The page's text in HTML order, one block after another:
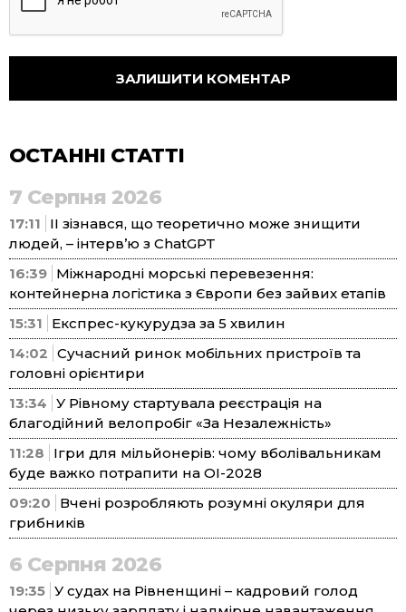
ОСТАННІ СТАТТІ
7 Серпня 2026
17:11
ІІ зізнався, що теоретично може знищити
людей, – інтерв’ю з ChatGPT
16:39 Міжнародні морські перевезення:
контейнерна логістика з Європи без зайвих етапів
15:31
Експрес-кукурудза за 5 хвилин
14:02 Сучасний ринок мобільних пристроїв та
головні орієнтири
13:34 У Рівному стартувала реєстрація на
благодійний велопробіг «За Незалежність»
11:28
Ігри для мільйонерів: чому вболівальникам
буде важко потрапити на ОІ-2028
09:20
Вчені розробляють розумні окуляри для
грибників
6 Серпня 2026
19:35 У судах на Рівненщині – кадровий голод